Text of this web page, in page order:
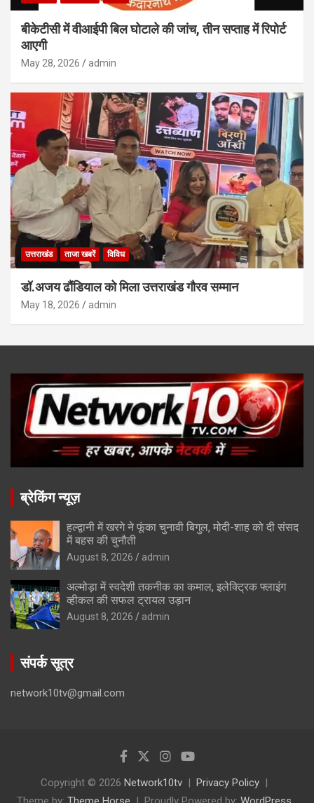
बीकेटीसी में वीआईपी बिल घोटाले की जांच, तीन सप्ताह में रिपोर्ट
आएगी
May 28, 2026 admin
उत्तराखंड ताजा खबरें विविध
डॉ.अजय ढौंडियाल को मिला उत्तराखंड गौरव सम्मान
May 18, 2026 admin
ब्रेकिंग न्यूज़
हल्द्वानी में खरगे ने फूंका चुनावी बिगुल, मोदी-शाह को दी संसद
में बहस की चुनौती
August 8, 2026 admin
अल्मोड़ा में स्वदेशी तकनीक का कमाल, इलेक्ट्रिक फ्लाइंग
व्हीकल की सफल ट्रायल उड़ान
August 8, 2026 admin
संपर्क सूत्र
network10tv@gmail.com
Copyright © 2026 Network10tv
Privacy Policy